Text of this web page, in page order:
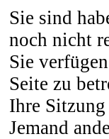
Sie sind
noch nicht
Sie
Seite zu
Ihre
Jemand